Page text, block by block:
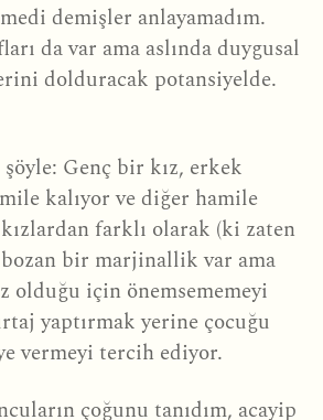
demişler anlayamadım.
da var ama aslında duygusal
dolduracak potansiyelde.
Genç bir kız, erkek
kalıyor ve diğer hamile
farklı olarak (ki zaten
bir marjinallik var ama
olduğu için önemsememeyi
yaptırmak yerine çocuğu
vermeyi tercih ediyor.
çoğunu tanıdım, acayip